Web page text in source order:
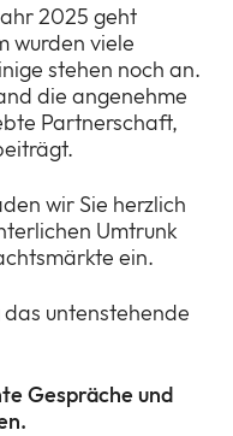
or
a
menu
a
sub
or
menu
a
menu
2025 geht
wurden viele
stehen noch an.
die angenehme
Partnerschaft,
wir Sie herzlich
Umtrunk
ein.
das untenstehende
Gespräche und